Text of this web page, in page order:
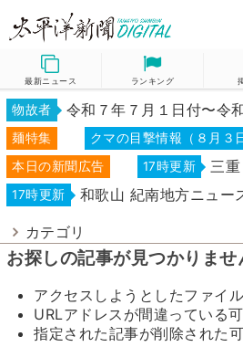
最新ニュース ランキング
物故者 令和７年７月１日付〜令
麺特集 クマの目撃情報（８月３
本日の新聞広告 17時更新 三
17時更新 和歌山 紀南地方ニュー
カテゴリ
お探しの記事が見つかりませ
アクセスしようとしたファイ
URLアドレスが間違っている
指定された記事が削除された